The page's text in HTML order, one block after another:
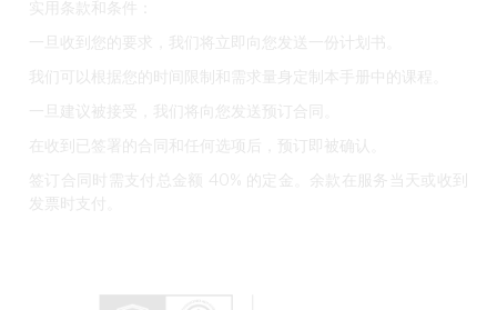
实用条款和条件：
一旦收到您的要求，我们将立即向您发送一份计划书。
我们可以根据您的时间限制和需求量身定制本手册中的课程。
一旦建议被接受，我们将向您发送预订合同。
在收到已签署的合同和任何选项后，预订即被确认。
签订合同时需支付总金额 40% 的定金。余款在服务当天或收到
发票时支付。